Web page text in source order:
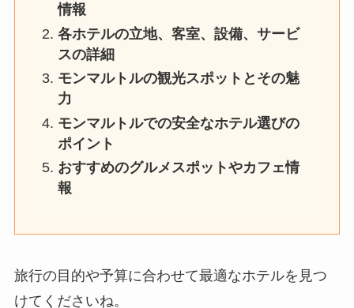
情報
各ホテルの立地、客室、設備、サービ
スの詳細
モンマルトルの観光スポットとその魅
力
モンマルトルでの安全なホテル選びの
ポイント
おすすめのグルメスポットやカフェ情
報
旅行の目的や予算に合わせて最適なホテルを見つ
けてくださいね。